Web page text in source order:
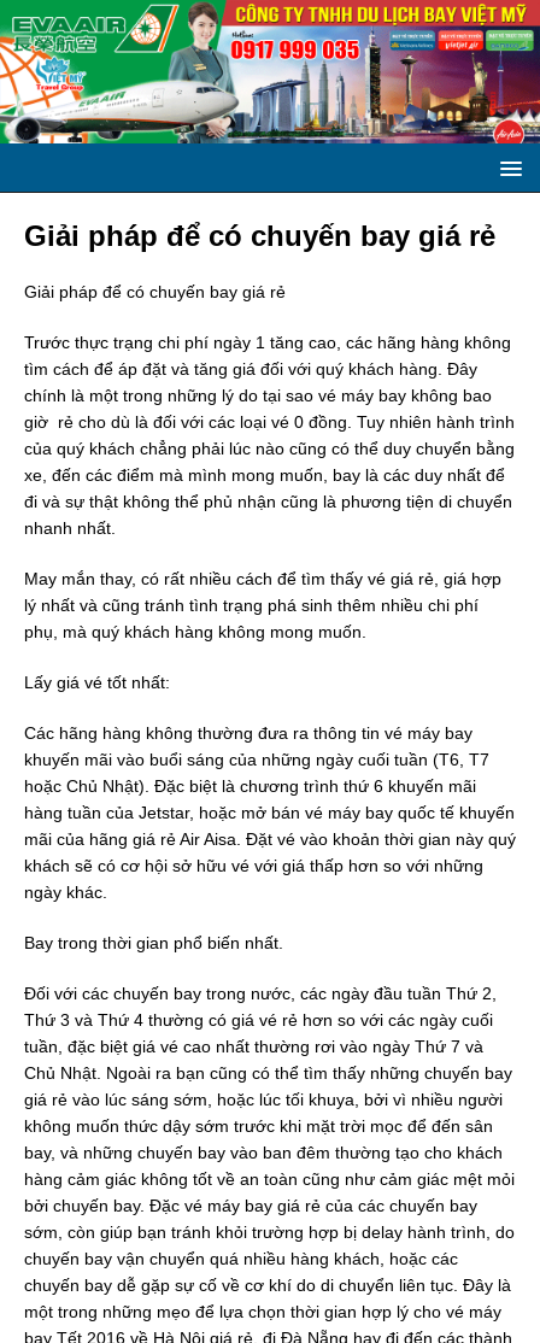
Giải pháp để có chuyến bay giá rẻ
Giải pháp để có chuyến bay giá rẻ
Trước thực trạng chi phí ngày 1 tăng cao, các hãng hàng không
tìm cách để áp đặt và tăng giá đối với quý khách hàng. Đây
chính là một trong những lý do tại sao vé máy bay không bao
giờ rẻ cho dù là đối với các loại vé 0 đồng. Tuy nhiên hành trình
của quý khách chẳng phải lúc nào cũng có thể duy chuyển bằng
xe, đến các điểm mà mình mong muốn, bay là các duy nhất để
đi và sự thật không thể phủ nhận cũng là phương tiện di chuyển
nhanh nhất.
May mắn thay, có rất nhiều cách để tìm thấy vé giá rẻ, giá hợp
lý nhất và cũng tránh tình trạng phá sinh thêm nhiều chi phí
phụ, mà quý khách hàng không mong muốn.
Lấy giá vé tốt nhất:
Các hãng hàng không thường đưa ra thông tin vé máy bay
khuyến mãi vào buổi sáng của những ngày cuối tuần (T6, T7
hoặc Chủ Nhật). Đặc biệt là chương trình thứ 6 khuyến mãi
hàng tuần của Jetstar, hoặc mở bán vé máy bay quốc tế khuyến
mãi của hãng giá rẻ Air Aisa. Đặt vé vào khoản thời gian này quý
khách sẽ có cơ hội sở hữu vé với giá thấp hơn so với những
ngày khác.
Bay trong thời gian phổ biến nhất.
Đối với các chuyến bay trong nước, các ngày đầu tuần Thứ 2,
Thứ 3 và Thứ 4 thường có giá vé rẻ hơn so với các ngày cuối
tuần, đặc biệt giá vé cao nhất thường rơi vào ngày Thứ 7 và
Chủ Nhật. Ngoài ra bạn cũng có thể tìm thấy những chuyến bay
giá rẻ vào lúc sáng sớm, hoặc lúc tối khuya, bởi vì nhiều người
không muốn thức dậy sớm trước khi mặt trời mọc để đến sân
bay, và những chuyến bay vào ban đêm thường tạo cho khách
hàng cảm giác không tốt về an toàn cũng như cảm giác mệt mỏi
bởi chuyến bay. Đặc vé máy bay giá rẻ của các chuyến bay
sớm, còn giúp bạn tránh khỏi trường hợp bị delay hành trình, do
chuyến bay vận chuyển quá nhiều hàng khách, hoặc các
chuyến bay dễ gặp sự cố về cơ khí do di chuyển liên tục. Đây là
một trong những mẹo để lựa chọn thời gian hợp lý cho vé máy
bay Tết 2016 về Hà Nội giá rẻ, đi Đà Nẵng hay đi đến các thành